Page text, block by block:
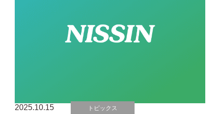
2025.10.15 トピックス